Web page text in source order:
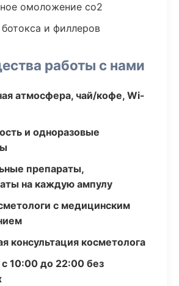
омоложение co2
и филлеров
работы с нами
атмосфера, чай/кофе, Wi-
и одноразовые
препараты,
на каждую ампулу
с медицинским
консультация косметолога
10:00 до 22:00 без